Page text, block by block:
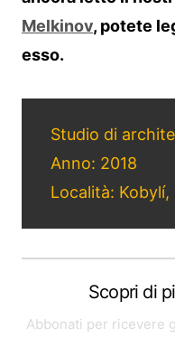
Melkinov, potete
esso.
Studio di
Anno: 2018
Località: Kobylí,
Scopri di
Abbonati per ricevere